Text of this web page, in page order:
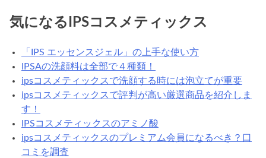
気になるIPSコスメティックス
「IPS エッセンスジェル」の上手な使い方
IPSAの洗顔料は全部で４種類！
ipsコスメティックスで洗顔する時には泡立てが重要
ipsコスメティックスで評判が高い厳選商品を紹介しま
す！
IPSコスメティックスのアミノ酸
ipsコスメティックスのプレミアム会員になるべき？口
コミを調査